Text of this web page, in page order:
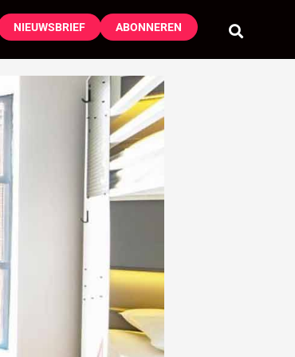
ABONNEREN
NIEUWSBRIEF